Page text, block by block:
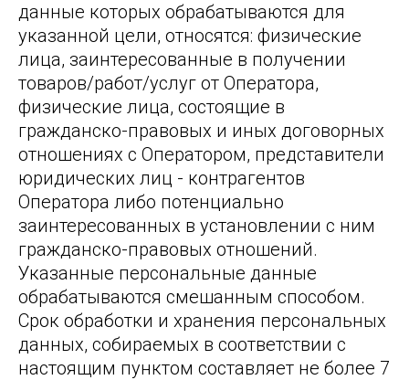
данные которых обрабатываются для
указанной цели, относятся: физические
лица, заинтересованные в получении
товаров/работ/услуг от Оператора,
физические лица, состоящие в
гражданско-правовых и иных договорных
отношениях с Оператором, представители
юридических лиц - контрагентов
Оператора либо потенциально
заинтересованных в установлении с ним
гражданско-правовых отношений.
Указанные персональные данные
обрабатываются смешанным способом.
Срок обработки и хранения персональных
данных, собираемых в соответствии с
настоящим пунктом составляет не более 7